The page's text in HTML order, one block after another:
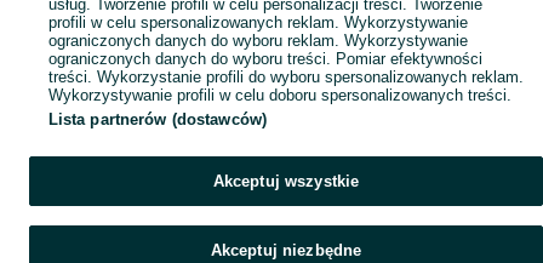
usług. Tworzenie profili w celu personalizacji treści. Tworzenie
profili w celu spersonalizowanych reklam. Wykorzystywanie
ograniczonych danych do wyboru reklam. Wykorzystywanie
ograniczonych danych do wyboru treści. Pomiar efektywności
treści. Wykorzystanie profili do wyboru spersonalizowanych reklam.
Wykorzystywanie profili w celu doboru spersonalizowanych treści.
Lista partnerów (dostawców)
Akceptuj wszystkie
Akceptuj niezbędne